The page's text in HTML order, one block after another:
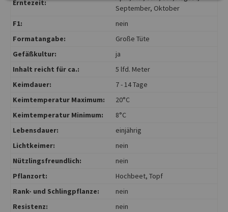
Erntezeit:
September, Oktober
F1:
nein
Formatangabe:
Große Tüte
Gefäßkultur:
ja
Inhalt reicht für ca.:
5 lfd. Meter
Keimdauer:
7 - 14 Tage
Keimtemperatur Maximum:
20°C
Keimtemperatur Minimum:
8°C
Lebensdauer:
einjährig
Lichtkeimer:
nein
Nützlingsfreundlich:
nein
Pflanzort:
Hochbeet, Topf
Rank- und Schlingpflanze:
nein
Resistenz:
nein